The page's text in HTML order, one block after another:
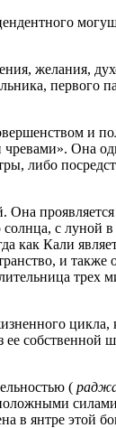
желания,
первого
Она
либо
с луной в
как Кали
и также
трех
цикла,
собственной
(
в янтре этой